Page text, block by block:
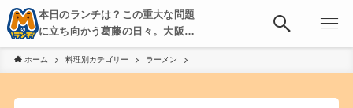
本日のランチは？この重大な問題
に立ち向かう葛藤の日々。大阪・
京都・神戸を中心とした食べ歩
き、飲み歩きを綴る。
ホーム 料理別カテゴリー ラーメン